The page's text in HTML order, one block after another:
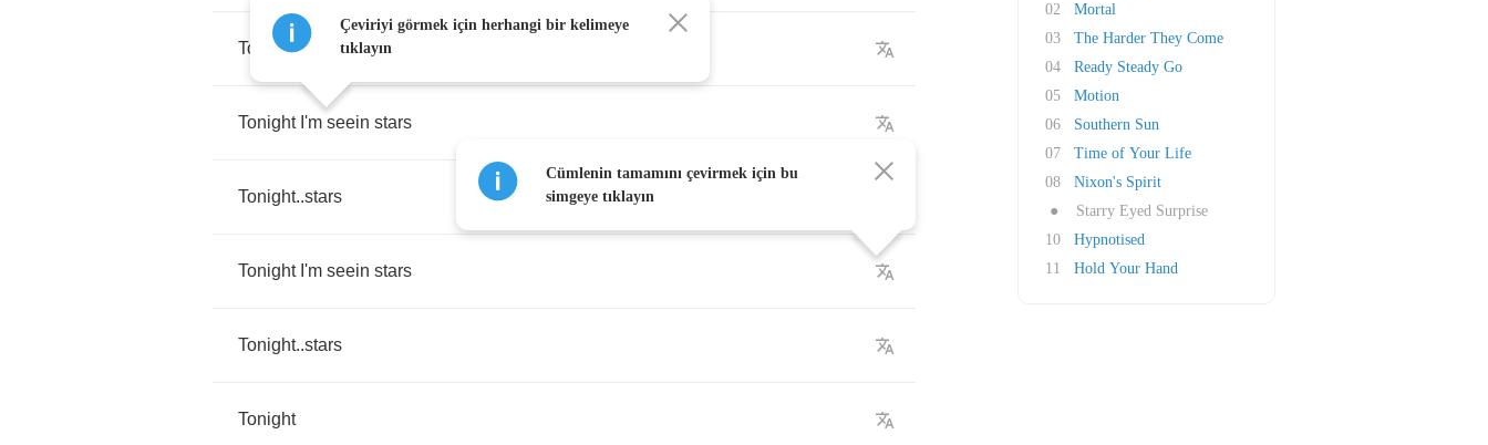
Tonight..stars
Tonight I'm seein stars
Tonight..stars
Tonight I'm seein stars
Tonight..stars
Tonight
Çeviriyi görmek için herhangi bir kelimeye
tıklayın
Cümlenin tamamını çevirmek için bu
simgeye tıklayın
02
Mortal
03
The Harder They Come
04
Ready Steady Go
05
Motion
06
Southern Sun
07
Time of Your Life
08
Nixon's Spirit
●
Starry Eyed Surprise
10
Hypnotised
11
Hold Your Hand